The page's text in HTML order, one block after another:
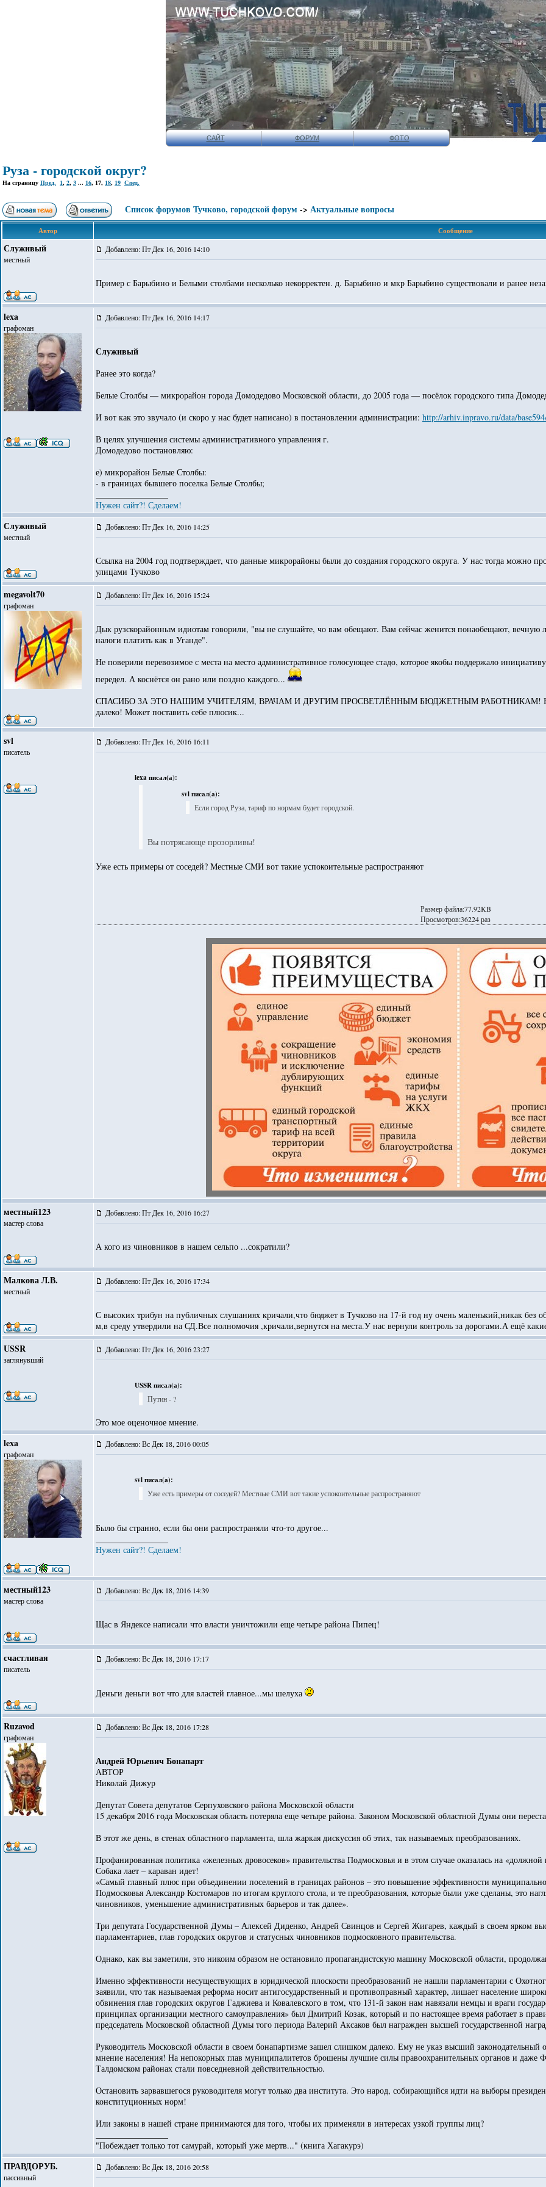
САЙТ ФОРУМ ФОТО
Руза - городской округ?
На страницу Пред. 1, 2, 3 ... 16, 17, 18, 19 След.
Список форумов Тучково, городской форум -> Актуальные вопросы
Автор Сообщение
Служивый
местный
Добавлено: Пт Дек 16, 2016 14:10
Пример с Барыбино и Белыми столбами несколько некорректен. д. Барыбино и мкр Барыбино существовали и ранее
lexa
графоман
Добавлено: Пт Дек 16, 2016 14:17
Служивый
Ранее это когда?
Белые Столбы — микрорайон города Домодедово Московской области, до 2005 года — посёлок городского типа
И вот как это звучало (и скоро у нас будет написано) в постановлении администрации: http://arhiv.inpravo.ru/data/
В целях улучшения системы административного управления г.
Домодедово постановляю:
е) микрорайон Белые Столбы:
- в границах бывшего поселка Белые Столбы;
Нужен сайт?! Сделаем!
Служивый
местный
Добавлено: Пт Дек 16, 2016 14:25
Ссылка на 2004 год подтверждает, что данные микрорайоны были до создания городского округа. У нас тогда можно
улицами Тучково
megavolt70
графоман
Добавлено: Пт Дек 16, 2016 15:24
Дык рузскорайонным идиотам говорили, "вы не слушайте, чо вам обещают. Вам сейчас женится понаобещают,
налоги платить как в Уганде".
Не поверили перевозимое с места на место административное голосующее стадо, которое якобы поддержало
передел. А коснётся он рано или поздно каждого...
СПАСИБО ЗА ЭТО НАШИМ УЧИТЕЛЯМ, ВРАЧАМ И ДРУГИМ ПРОСВЕТЛЁННЫМ БЮДЖЕТНЫМ РАБОТНИКАМ! Ну и
далеко! Может поставить себе плюсик...
svl
писатель
Добавлено: Пт Дек 16, 2016 16:11
lexa писал(а):
svl писал(а):
Если город Руза, тариф по нормам будет городской.
Вы потрясающе прозорливы!
Уже есть примеры от соседей? Местные СМИ вот такие успокоительные распространяют
Размер файла:77.92KB
Просмотров:36224 раз
местный123
мастер слова
Добавлено: Пт Дек 16, 2016 16:27
А кого из чиновников в нашем сельпо ...сократили?
Малкова Л.В.
местный
Добавлено: Пт Дек 16, 2016 17:34
С высоких трибун на публичных слушаниях кричали,что бюджет в Тучково на 17-й год ну очень маленький,никак без
м,в среду утвердили на СД.Все полномочия ,кричали,вернутся на места.У нас вернули контроль за дорогами.А ещё
USSR
заглянувший
Добавлено: Пт Дек 16, 2016 23:27
USSR писал(а):
Путин - ?
Это мое оценочное мнение.
lexa
графоман
Добавлено: Вс Дек 18, 2016 00:05
svl писал(а):
Уже есть примеры от соседей? Местные СМИ вот такие успокоительные распространяют
Было бы странно, если бы они распространяли что-то другое...
Нужен сайт?! Сделаем!
местный123
мастер слова
Добавлено: Вс Дек 18, 2016 14:39
Щас в Яндексе написали что власти уничтожили еще четыре района Пипец!
счастливая
писатель
Добавлено: Вс Дек 18, 2016 17:17
Деньги деньги вот что для властей главное...мы шелуха
Ruzavod
графоман
Добавлено: Вс Дек 18, 2016 17:28
Андрей Юрьевич Бонапарт
АВТОР
Николай Дижур
Депутат Совета депутатов Серпуховского района Московской области
15 декабря 2016 года Московская область потеряла еще четыре района. Законом Московской областной Думы они
В этот же день, в стенах областного парламента, шла жаркая дискуссия об этих, так называемых преобразованиях.
Профанированная политика «железных дровосеков» правительства Подмосковья и в этом случае оказалась на
Собака лает – караван идет!
«Самый главный плюс при объединении поселений в границах районов – это повышение эффективности
Подмосковья Александр Костомаров по итогам круглого стола, и те преобразования, которые были уже сделаны, это
чиновников, уменьшение административных барьеров и так далее».
Три депутата Государственной Думы – Алексей Диденко, Андрей Свинцов и Сергей Жигарев, каждый в своем ярком
парламентариев, глав городских округов и статусных чиновников подмосковного правительства.
Однако, как вы заметили, это никоим образом не остановило пропагандистскую машину Московской области,
Именно эффективности несуществующих в юридической плоскости преобразований не нашли парламентарии с
заявили, что так называемая реформа носит антигосударственный и противоправный характер, лишает население
обвинения глав городских округов Гаджиева и Ковалевского в том, что 131-й закон нам навязали немцы и враги
принципах организации местного самоуправления» был Дмитрий Козак, который и по настоящее время работает в
председатель Московской областной Думы того периода Валерий Аксаков был награжден высшей государственной
Руководитель Московской области в своем бонапартизме зашел слишком далеко. Ему не указ высший законодательный
мнение населения! На непокорных глав муниципалитетов брошены лучшие силы правоохранительных органов и
Талдомском районах стали повседневной действительностью.
Остановить зарвавшегося руководителя могут только два института. Это народ, собирающийся идти на выборы
конституционных норм!
Или законы в нашей стране принимаются для того, чтобы их применяли в интересах узкой группы лиц?
"Побеждает только тот самурай, который уже мертв..." (книга Хагакурэ)
ПРАВДОРУБ.
пассивный
Добавлено: Вс Дек 18, 2016 20:58